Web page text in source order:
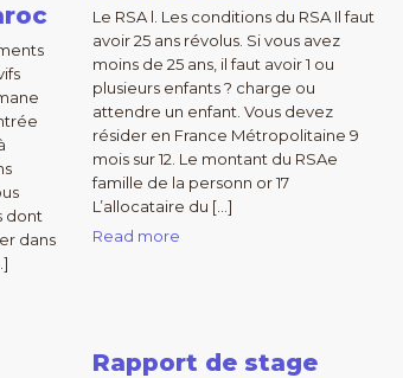
dont
dans
Le RSA l. Les conditions du RSA Il faut
avoir 25 ans révolus. Si vous avez
moins de 25 ans, il faut avoir 1 ou
plusieurs enfants ? charge ou
attendre un enfant. Vous devez
résider en France Métropolitaine 9
mois sur 12. Le montant du RSAe
famille de la personn or 17
L’allocataire du […]
Read more
Rapport de stage